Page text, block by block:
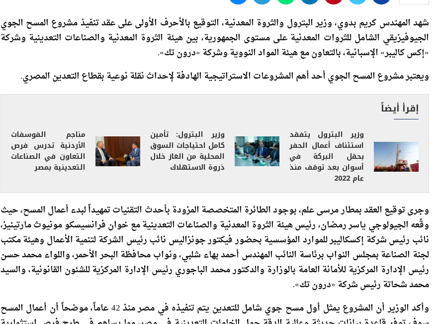
شهد المهندس كريم بدوي، وزير البترول والثروة المعدنية، التوقيع بالأحرف الأولى على عقد تنفيذ مشروع المسح الجوي
الجيوفيزيقي الشامل للثروات المعدنية على مستوى الجمهورية، بين هيئة الثروة المعدنية والصناعات التعدينية وشركة
«إكس كاليبر» الإسبانية، بالتعاون مع هيئة المواد النووية وشركة «درون تك».
ويعتبر مشروع المسح الجوي أحد أهم المشروعات الاستراتيجية الهادفة لإحداث نقلة نوعية بقطاع التعدين المصري.
إقرأ أيضاً
استئناف أعمال الحفر
بحقل البركة في
أسوان بعد توقف منذ
عام 2022
كامل احتياجات السوق
المحلية من الغاز خلال
ذروة الاستهلاك
الأردنية تدرس فرص
التعاون في الصناعات
التعدينية بمصر
وجرى توقيع العقد بمطار مرسى علم، بوجود الطائرة المتخصصة المزودة بأحدث التقنيات تمهيداً لبدء أعمال المسح، حيث
وقّعه الجيولوجي ياسر رمضان، رئيس هيئة الثروة المعدنية والصناعات التعدينية مع خوان فرانسيسكو مونيوث مارتينيز،
نائب رئيس شركة إكسكاليبر للموارد المؤسسية بحضور فيكتور جونزاليس نائب رئيس الشركة لتنمية الأعمال وهيئة مكتب
لجنة الصناعة بمجلس النواب برئاسة النائب المهندس أحمد بهاء شلبي، ونواب محافظة البحر الأحمر، واللواء محمد حسن
رئيس الإدارة المركزية للأمانة العامة بالوزارة والدكتور محمد الباجوري رئيس الإدارة المركزية للشئون القانونية، والسيد
محمد شحاتة رئيس شركة «درون تك».
سوف توفر قاعدة بيانات حديثة وعالية الدقة حول الخامات التعدينية في مصر، مما يساهم في طرح فرص استثمارية